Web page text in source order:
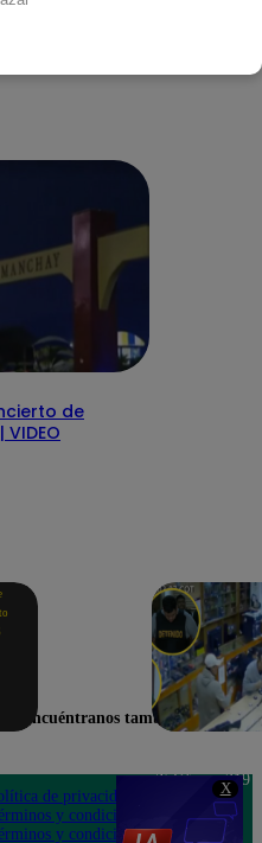
X
de
Encuéntranos también en
de privacidad
y condiciones
y condiciones
Teléfono: 219
Av. San
Felipe 968